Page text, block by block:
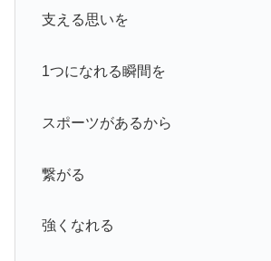
支える思いを
1つになれる瞬間を
スポーツがあるから
繋がる
強くなれる